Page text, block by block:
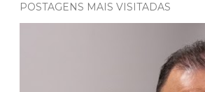
POSTAGENS MAIS VISITADAS